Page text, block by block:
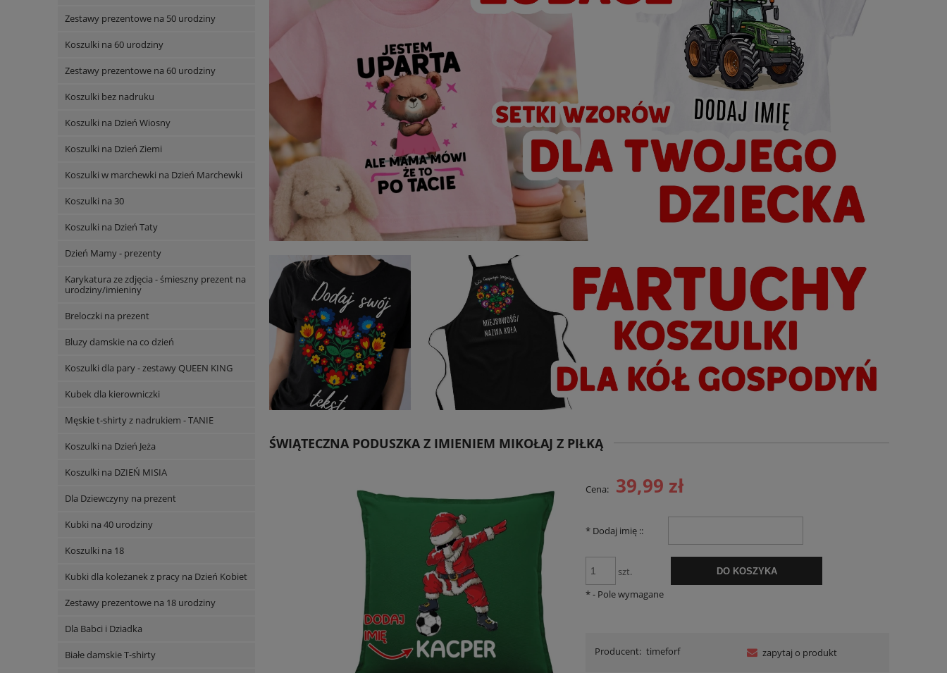
Zestawy prezentowe na 50 urodziny
Koszulki na 60 urodziny
Zestawy prezentowe na 60 urodziny
Koszulki bez nadruku
Koszulki na Dzień Wiosny
Koszulki na Dzień Ziemi
Koszulki w marchewki na Dzień Marchewki
Koszulki na 30
Koszulki na Dzień Taty
Dzień Mamy - prezenty
Karykatura ze zdjęcia - śmieszny prezent na
urodziny/imieniny
Breloczki na prezent
Bluzy damskie na co dzień
Koszulki dla pary - zestawy QUEEN KING
Kubek dla kierowniczki
Męskie t-shirty z nadrukiem - TANIE
Koszulki na Dzień Jeża
Koszulki na DZIEŃ MISIA
Dla Dziewczyny na prezent
Kubki na 40 urodziny
Koszulki na 18
Kubki dla koleżanek z pracy na Dzień Kobiet
Zestawy prezentowe na 18 urodziny
Dla Babci i Dziadka
Białe damskie T-shirty
ŚWIĄTECZNA PODUSZKA Z IMIENIEM MIKOŁAJ Z PIŁKĄ
Cena: 39,99 zł
* Dodaj imię ::
szt. DO KOSZYKA
*- Pole wymagane
Producent: timeforf zapytaj o produkt